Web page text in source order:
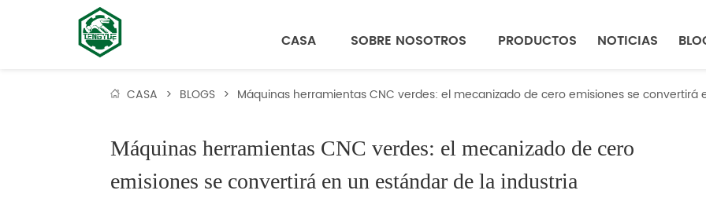
CASA SOBRE NOSOTROS PRODUCTOS NOTICIAS
CASA > BLOGS > Máquinas herramientas CNC verdes: el mecanizado de cero emisiones se
Máquinas herramientas CNC verdes: el mecanizado de cero
emisiones se convertirá en un estándar de la industria